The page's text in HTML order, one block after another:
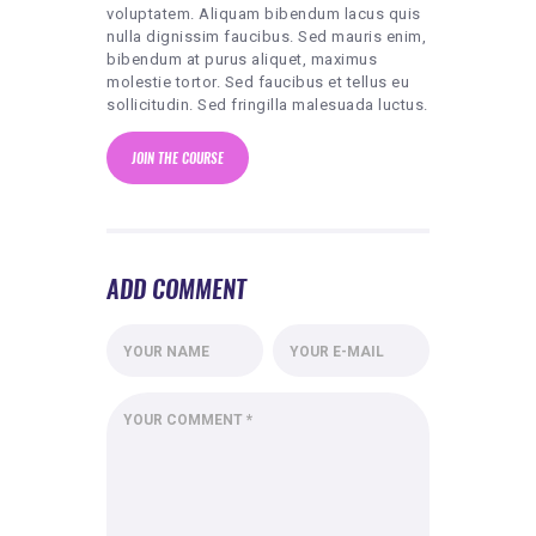
voluptatem. Aliquam bibendum lacus quis
nulla dignissim faucibus. Sed mauris enim,
bibendum at purus aliquet, maximus
molestie tortor. Sed faucibus et tellus eu
sollicitudin. Sed fringilla malesuada luctus.
JOIN THE COURSE
ADD COMMENT